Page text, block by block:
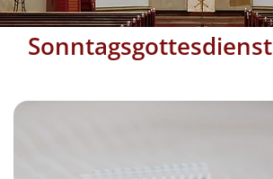
Sonntagsgottesdienst